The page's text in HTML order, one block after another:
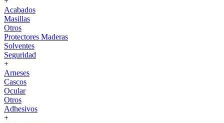
Acabados
Masillas
Otros
Protectores Maderas
Solventes
Seguridad
+
Arneses
Cascos
Ocular
Otros
Adhesivos
+